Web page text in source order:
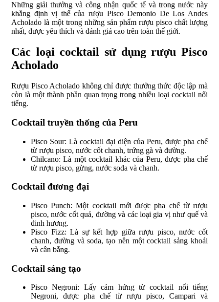
Những giải thưởng và công nhận quốc tế và trong nước này
khẳng định vị thế của rượu Pisco Demonio De Los Andes
Acholado là một trong những sản phẩm rượu pisco chất lượng
nhất, được yêu thích và đánh giá cao trên toàn thế giới.
Các loại cocktail sử dụng rượu Pisco
Acholado
Rượu Pisco Acholado không chỉ được thưởng thức độc lập mà
còn là một thành phần quan trọng trong nhiều loại cocktail nổi
tiếng.
Cocktail truyền thống của Peru
Pisco Sour: Là cocktail đại diện của Peru, được pha chế
từ rượu pisco, nước cốt chanh, trứng gà và đường.
Chilcano: Là một cocktail khác của Peru, được pha chế
từ rượu pisco, gừng, nước soda và chanh.
Cocktail đương đại
Pisco Punch: Một cocktail mới được pha chế từ rượu
pisco, nước cốt quả, đường và các loại gia vị như quế và
đinh hương.
Pisco Fizz: Là sự kết hợp giữa rượu pisco, nước cốt
chanh, đường và soda, tạo nên một cocktail sảng khoái
và cân bằng.
Cocktail sáng tạo
Pisco Negroni: Lấy cảm hứng từ cocktail nổi tiếng
Negroni, được pha chế từ rượu pisco, Campari và